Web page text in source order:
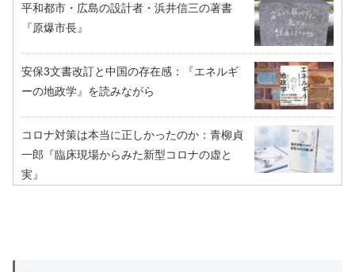
平和都市・広島の設計者・浜井信三の著書
『原爆市長』
安保3文書改訂と中国の存在感：『エネルギ
ーの地政学』を読みながら
コロナ対策は本当に正しかったのか：青柳貞
一郎『臨床現場からみた新型コロナの虚と
実』